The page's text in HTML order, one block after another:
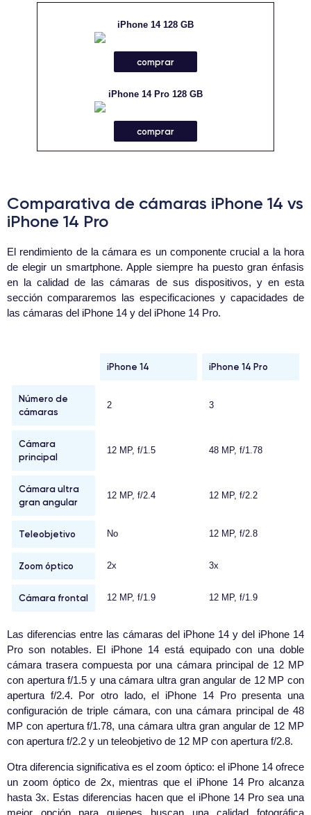
iPhone 14 128 GB
comprar
iPhone 14 Pro 128 GB
comprar
Comparativa de cámaras iPhone 14 vs
iPhone 14 Pro
El rendimiento de la cámara es un componente crucial a la hora
de elegir un smartphone. Apple siempre ha puesto gran énfasis
en la calidad de las cámaras de sus dispositivos, y en esta
sección compararemos las especificaciones y capacidades de
las cámaras del iPhone 14 y del iPhone 14 Pro.
iPhone 14 iPhone 14 Pro
Número de
cámaras
2 3
Cámara
principal
12 MP, f/1.5 48 MP, f/1.78
Cámara ultra
gran angular
12 MP, f/2.4 12 MP, f/2.2
Teleobjetivo No 12 MP, f/2.8
Zoom óptico 2x 3x
Cámara frontal 12 MP, f/1.9 12 MP, f/1.9
Las diferencias entre las cámaras del iPhone 14 y del iPhone 14
Pro son notables. El iPhone 14 está equipado con una doble
cámara trasera compuesta por una cámara principal de 12 MP
con apertura f/1.5 y una cámara ultra gran angular de 12 MP con
apertura f/2.4. Por otro lado, el iPhone 14 Pro presenta una
configuración de triple cámara, con una cámara principal de 48
MP con apertura f/1.78, una cámara ultra gran angular de 12 MP
con apertura f/2.2 y un teleobjetivo de 12 MP con apertura f/2.8.
Otra diferencia significativa es el zoom óptico: el iPhone 14 ofrece
un zoom óptico de 2x, mientras que el iPhone 14 Pro alcanza
hasta 3x. Estas diferencias hacen que el iPhone 14 Pro sea una